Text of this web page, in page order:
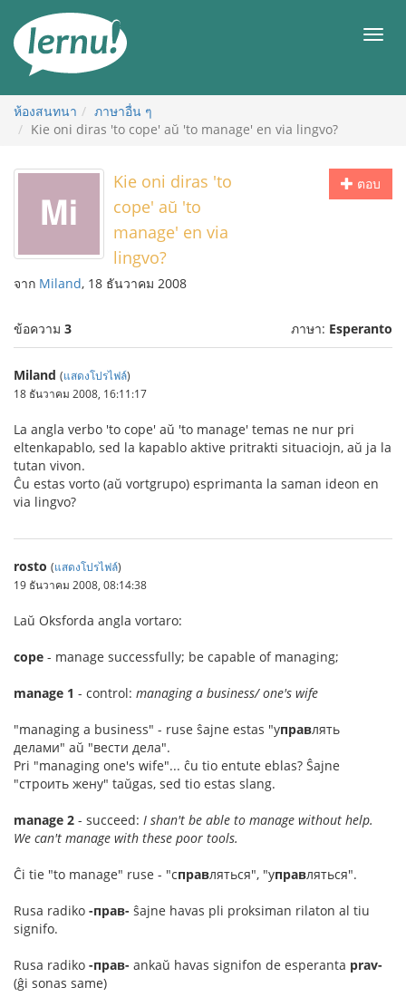
สารบัญ
เมนู
ห้องสนทนา
ภาษาอื่น ๆ
Kie oni diras 'to cope' aŭ 'to manage' en via lingvo?
ตอบ
Kie oni diras 'to
cope' aŭ 'to
manage' en via
lingvo?
จาก Miland, 18 ธันวาคม 2008
ข้อความ 3 ภาษา: Esperanto
Miland (แสดงโปรไฟล์)
18 ธันวาคม 2008, 16:11:17
La angla verbo 'to cope' aŭ 'to manage' temas ne nur pri
eltenkapablo, sed la kapablo aktive pritrakti situaciojn, aŭ ja la
tutan vivon.
Ĉu estas vorto (aŭ vortgrupo) esprimanta la saman ideon en
via lingvo?
rosto (แสดงโปรไฟล์)
19 ธันวาคม 2008, 08:14:38
Laŭ Oksforda angla vortaro:
cope - manage successfully; be capable of managing;
manage 1 - control: managing a business/ one's wife
"managing a business" - ruse ŝajne estas "управлять
делами" aŭ "вести дела".
Pri "managing one's wife"... ĉu tio entute eblas? Ŝajne
"строить жену" taŭgas, sed tio estas slang.
manage 2 - succeed: I shan't be able to manage without help.
We can't manage with these poor tools.
Ĉi tie "to manage" ruse - "справляться", "управляться".
Rusa radiko -прав- ŝajne havas pli proksiman rilaton al tiu
signifo.
Rusa radiko -прав- ankaŭ havas signifon de esperanta prav-
(ĝi sonas same)